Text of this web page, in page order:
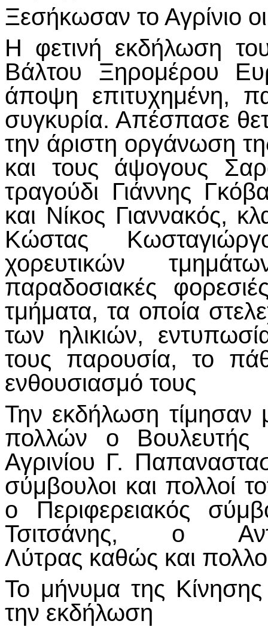
Ξεσήκωσαν το Αγρίνιο
Η φετινή εκδήλωση
Βάλτου Ξηρομέρου
άποψη επιτυχημένη,
συγκυρία. Απέσπασε
την άριστη οργάνωση
και τους άψογους
τραγούδι Γιάννης
και Νίκος Γιαννακός,
Κώστας
χορευτικών
παραδοσιακές
τμήματα, τα οποία
των ηλικιών,
τους παρουσία, το
ενθουσιασμό τους
Την εκδήλωση τίμησαν
πολλών ο Βουλευτής
Αγρινίου Γ.
σύμβουλοι και πολλοί
ο Περιφερειακός
Τσιτσάνης, ο
Λύτρας καθώς και
Το μήνυμα της
την εκδήλωση